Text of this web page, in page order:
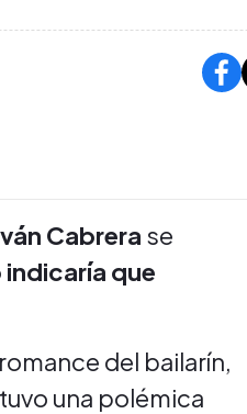
Cabrera se
que
del bailarín,
una polémica